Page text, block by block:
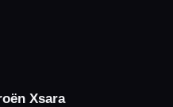
Xsara